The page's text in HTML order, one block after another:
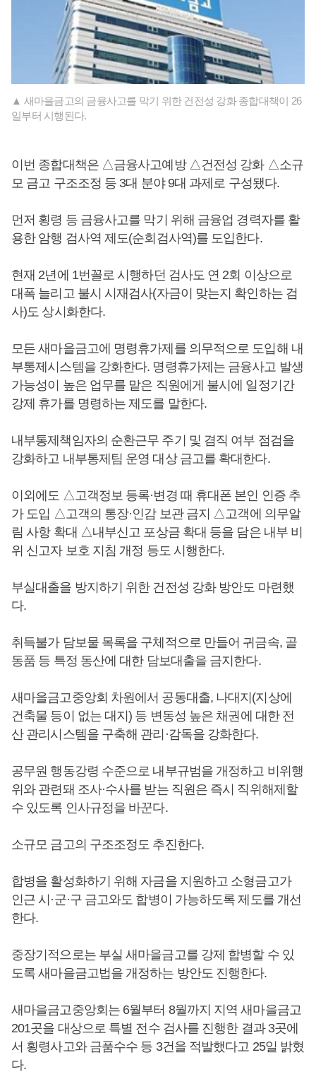
▲ 새마을금고의 금융사고를 막기 위한 건전성 강화 종합대책이 26
일부터 시행된다.
이번 종합대책은 △금융사고예방 △건전성 강화 △소규
모 금고 구조조정 등 3대 분야 9대 과제로 구성됐다.
먼저 횡령 등 금융사고를 막기 위해 금융업 경력자를 활
용한 암행 검사역 제도(순회검사역)를 도입한다.
현재 2년에 1번꼴로 시행하던 검사도 연 2회 이상으로
대폭 늘리고 불시 시재검사(자금이 맞는지 확인하는 검
사)도 상시화한다.
모든 새마을금고에 명령휴가제를 의무적으로 도입해 내
부통제시스템을 강화한다. 명령휴가제는 금융사고 발생
가능성이 높은 업무를 맡은 직원에게 불시에 일정기간
강제 휴가를 명령하는 제도를 말한다.
내부통제책임자의 순환근무 주기 및 겸직 여부 점검을
강화하고 내부통제팀 운영 대상 금고를 확대한다.
이외에도 △고객정보 등록·변경 때 휴대폰 본인 인증 추
가 도입 △고객의 통장·인감 보관 금지 △고객에 의무알
림 사항 확대 △내부신고 포상금 확대 등을 담은 내부 비
위 신고자 보호 지침 개정 등도 시행한다.
부실대출을 방지하기 위한 건전성 강화 방안도 마련했
다.
취득불가 담보물 목록을 구체적으로 만들어 귀금속, 골
동품 등 특정 동산에 대한 담보대출을 금지한다.
새마을금고중앙회 차원에서 공동대출, 나대지(지상에
건축물 등이 없는 대지) 등 변동성 높은 채권에 대한 전
산 관리시스템을 구축해 관리·감독을 강화한다.
공무원 행동강령 수준으로 내부규범을 개정하고 비위행
위와 관련돼 조사·수사를 받는 직원은 즉시 직위해제할
수 있도록 인사규정을 바꾼다.
소규모 금고의 구조조정도 추진한다.
합병을 활성화하기 위해 자금을 지원하고 소형금고가
인근 시·군·구 금고와도 합병이 가능하도록 제도를 개선
한다.
중장기적으로는 부실 새마을금고를 강제 합병할 수 있
도록 새마을금고법을 개정하는 방안도 진행한다.
새마을금고중앙회는 6월부터 8월까지 지역 새마을금고
201곳을 대상으로 특별 전수 검사를 진행한 결과 3곳에
서 횡령사고와 금품수수 등 3건을 적발했다고 25일 밝혔
다.